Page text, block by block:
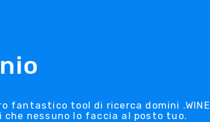
fantastico tool di ricerca domini .WINE
nessuno lo faccia al posto tuo.